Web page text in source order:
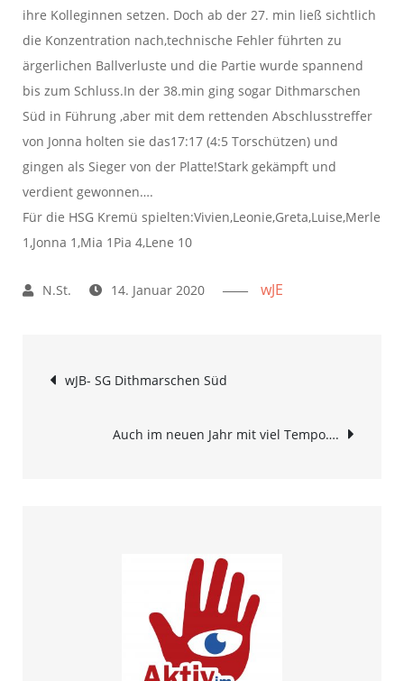
ihre Kolleginnen setzen. Doch ab der 27. min ließ sichtlich
die Konzentration nach,technische Fehler führten zu
ärgerlichen Ballverluste und die Partie wurde spannend
bis zum Schluss.In der 38.min ging sogar Dithmarschen
Süd in Führung ,aber mit dem rettenden Abschlusstreffer
von Jonna holten sie das17:17 (4:5 Torschützen) und
gingen als Sieger von der Platte!Stark gekämpft und
verdient gewonnen….
Für die HSG Kremü spielten:Vivien,Leonie,Greta,Luise,Merle
1,Jonna 1,Mia 1Pia 4,Lene 10
14. Januar 2020 wJE
Beitrags-
Navigation
wJB- SG Dithmarschen Süd
Auch im neuen Jahr mit viel Tempo….